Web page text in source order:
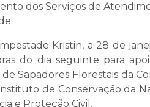
dos Serviços de
Kristin, a 28 de
do dia seguinte para
Sapadores Florestais da
de Conservação da
e Proteção Civil.